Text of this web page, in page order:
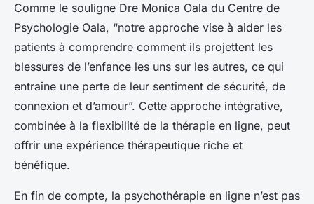
Comme le souligne Dre Monica Oala du Centre de
Psychologie Oala, “notre approche vise à aider les
patients à comprendre comment ils projettent les
blessures de l’enfance les uns sur les autres, ce qui
entraîne une perte de leur sentiment de sécurité, de
connexion et d’amour”. Cette approche intégrative,
combinée à la flexibilité de la thérapie en ligne, peut
offrir une expérience thérapeutique riche et
bénéfique.
En fin de compte, la psychothérapie en ligne n’est pas